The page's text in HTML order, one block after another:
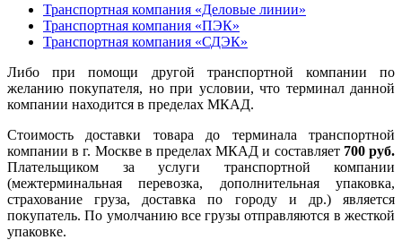
Транспортная компания «Деловые линии»
Транспортная компания «ПЭК»
Транспортная компания «СДЭК»
Либо при помощи другой транспортной компании по
желанию покупателя, но при условии, что терминал данной
компании находится в пределах МКАД.
Стоимость доставки товара до терминала транспортной
компании в г. Москве в пределах МКАД и составляет 700 руб.
Плательщиком за услуги транспортной компании
(межтерминальная перевозка, дополнительная упаковка,
страхование груза, доставка по городу и др.) является
покупатель. По умолчанию все грузы отправляются в жесткой
упаковке.